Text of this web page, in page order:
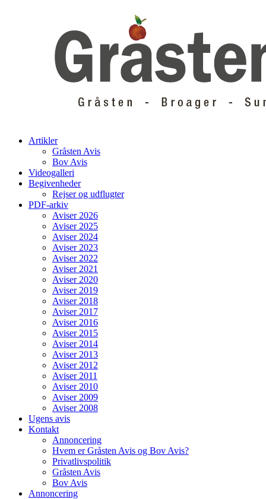
Artikler
Gråsten Avis
Bov Avis
Videogalleri
Begivenheder
Rejser og udflugter
PDF-arkiv
Aviser 2026
Aviser 2025
Aviser 2024
Aviser 2023
Aviser 2022
Aviser 2021
Aviser 2020
Aviser 2019
Aviser 2018
Aviser 2017
Aviser 2016
Aviser 2015
Aviser 2014
Aviser 2013
Aviser 2012
Aviser 2011
Aviser 2010
Aviser 2009
Aviser 2008
Ugens avis
Kontakt
Annoncering
Hvem er Gråsten Avis og Bov Avis?
Privatlivspolitik
Gråsten Avis
Bov Avis
Annoncering